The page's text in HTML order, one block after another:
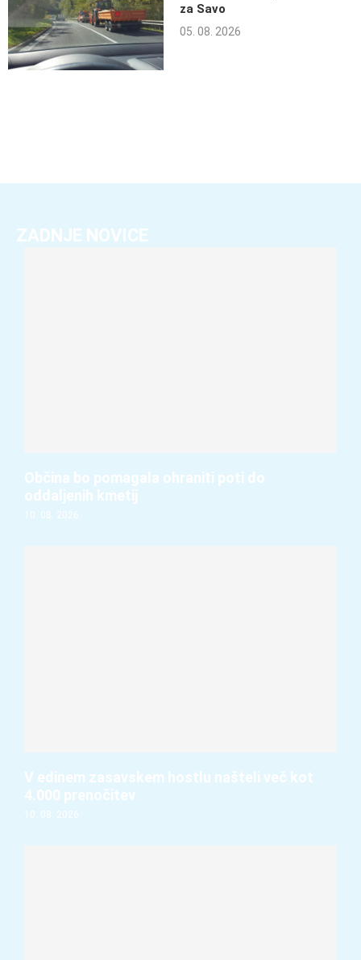
za Savo
05. 08. 2026
ZADNJE NOVICE
Občina bo pomagala ohraniti poti do
oddaljenih kmetij
10. 08. 2026
V edinem zasavskem hostlu našteli več kot
4.000 prenočitev
10. 08. 2026